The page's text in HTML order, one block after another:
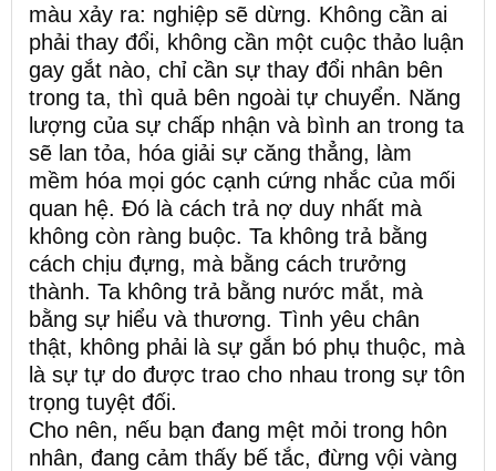
màu xảy ra: nghiệp sẽ dừng. Không cần ai
phải thay đổi, không cần một cuộc thảo luận
gay gắt nào, chỉ cần sự thay đổi nhân bên
trong ta, thì quả bên ngoài tự chuyển. Năng
lượng của sự chấp nhận và bình an trong ta
sẽ lan tỏa, hóa giải sự căng thẳng, làm
mềm hóa mọi góc cạnh cứng nhắc của mối
quan hệ. Đó là cách trả nợ duy nhất mà
không còn ràng buộc. Ta không trả bằng
cách chịu đựng, mà bằng cách trưởng
thành. Ta không trả bằng nước mắt, mà
bằng sự hiểu và thương. Tình yêu chân
thật, không phải là sự gắn bó phụ thuộc, mà
là sự tự do được trao cho nhau trong sự tôn
trọng tuyệt đối.
Cho nên, nếu bạn đang mệt mỏi trong hôn
nhân, đang cảm thấy bế tắc, đừng vội vàng